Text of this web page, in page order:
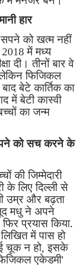
हार
को खत्म नहीं
में मध्य
दी। तीनों बार वे
लेकिन फिजिकल
बेटे कार्तिक का
में बेटी कास्वी
का जन्म
को सच करने के
की जिम्मेदारी
के लिए दिल्ली से
उम्र और बढ़ता
मधु ने अपने
प्रयास किया.
में पास हो
चूक न हो, इसके
एकेडमी'